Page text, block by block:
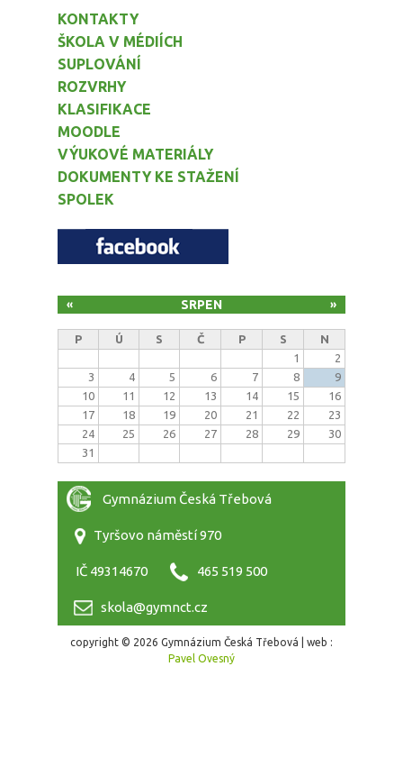
KONTAKTY
ŠKOLA V MÉDIÍCH
SUPLOVÁNÍ
ROZVRHY
KLASIFIKACE
MOODLE
VÝUKOVÉ MATERIÁLY
DOKUMENTY KE STAŽENÍ
SPOLEK
SRPEN
« »
P Ú S Č P S
N
1
2
3
4 5 6 7 8
9
10
11 12 13 14 15
16
17
18 19 20 21 22
23
24
25 26 27 28 29
30
31
Gymnázium Česká Třebová
Tyršovo náměstí 970
IČ 49314670 465 519 500
skola@gymnct.cz
copyright © 2026 Gymnázium Česká Třebová | web :
Pavel Ovesný